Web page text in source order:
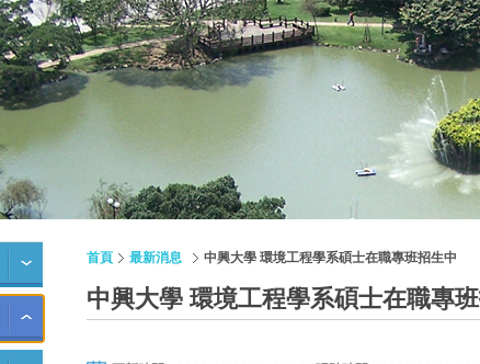
首頁 最新消息 中興大學 環境工程學系碩士在職專班招生中
中興大學 環境工程學系碩士在職專